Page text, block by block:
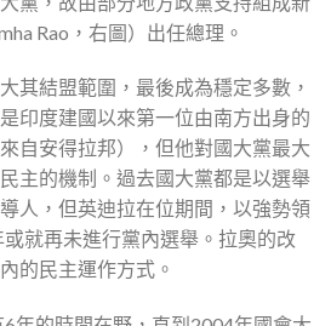
Rao，右圖）出任總理。
其結盟範圍，最後成為穩定多數，
印度建國以來第一位由南方出身的
自安得拉邦），但他對國大黨最大
主的機制。過去國大黨都是以選舉
人，但英迪拉在位期間，以強勢領
就再未進行黨內選舉。拉奧的改
的民主運作方式。